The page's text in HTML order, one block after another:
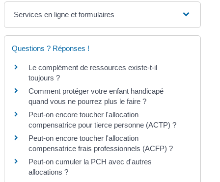
Services en ligne et formulaires
Questions ? Réponses !
Le complément de ressources existe-t-il
toujours ?
Comment protéger votre enfant handicapé
quand vous ne pourrez plus le faire ?
Peut-on encore toucher l'allocation
compensatrice pour tierce personne (ACTP) ?
Peut-on encore toucher l'allocation
compensatrice frais professionnels (ACFP) ?
Peut-on cumuler la PCH avec d'autres
allocations ?